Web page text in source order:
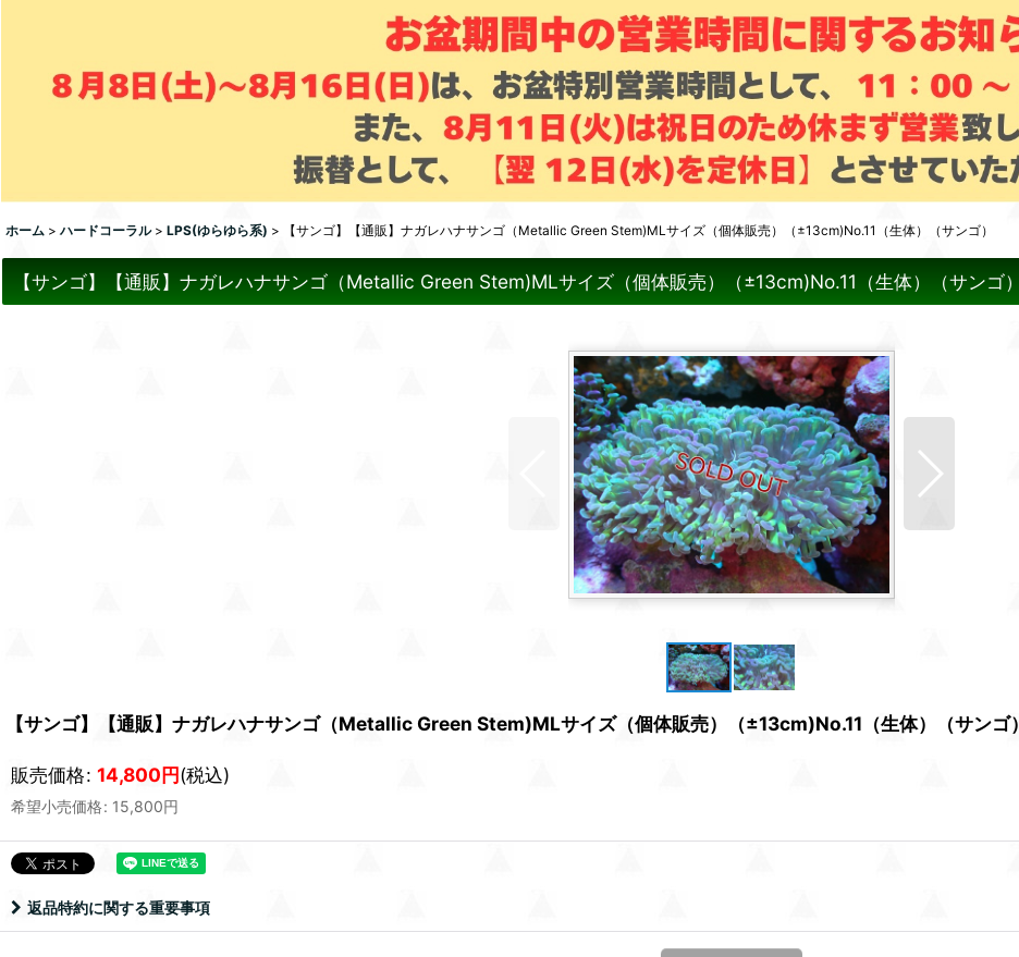
ホーム > ハードコーラル > LPS(ゆらゆら系) > 【サンゴ】【通販】ナガレハナサンゴ（Metallic Green Stem)MLサイズ（個体販売）（±13cm)No.11（生体）（サンゴ）
【サンゴ】【通販】ナガレハナサンゴ（Metallic Green Stem)MLサイズ（個体販売）（±13cm)No.11（生体）（サンゴ）
【サンゴ】【通販】ナガレハナサンゴ（Metallic Green Stem)MLサイズ（個体販売）（±13cm)No.11（生体）（サンゴ）
販売価格: 14,800円(税込)
希望小売価格: 15,800円
返品特約に関する重要事項